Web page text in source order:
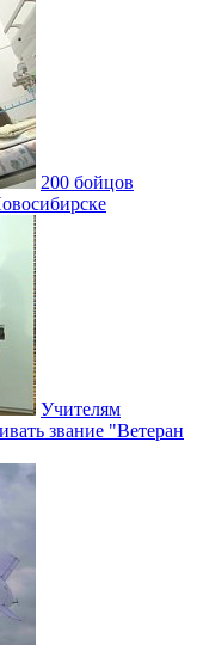
200 бойцов
Учителям
звание "Ветеран